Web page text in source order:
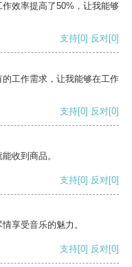
效率提高了50%，让我能够
支持[0] 反对[0]
工作需求，让我能够在工作
支持[0] 反对[0]
收到商品。
支持[0] 反对[0]
享受音乐的魅力。
支持[0] 反对[0]